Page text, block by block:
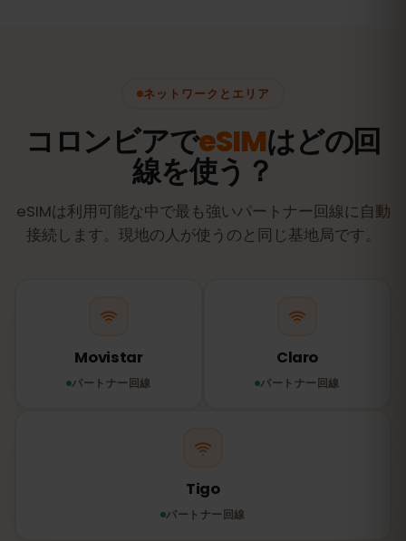
ネットワークとエリア
コロンビアでeSIMはどの回
線を使う？
eSIMは利用可能な中で最も強いパートナー回線に自動
接続します。現地の人が使うのと同じ基地局です。
Movistar
パートナー回線
Claro
パートナー回線
Tigo
パートナー回線